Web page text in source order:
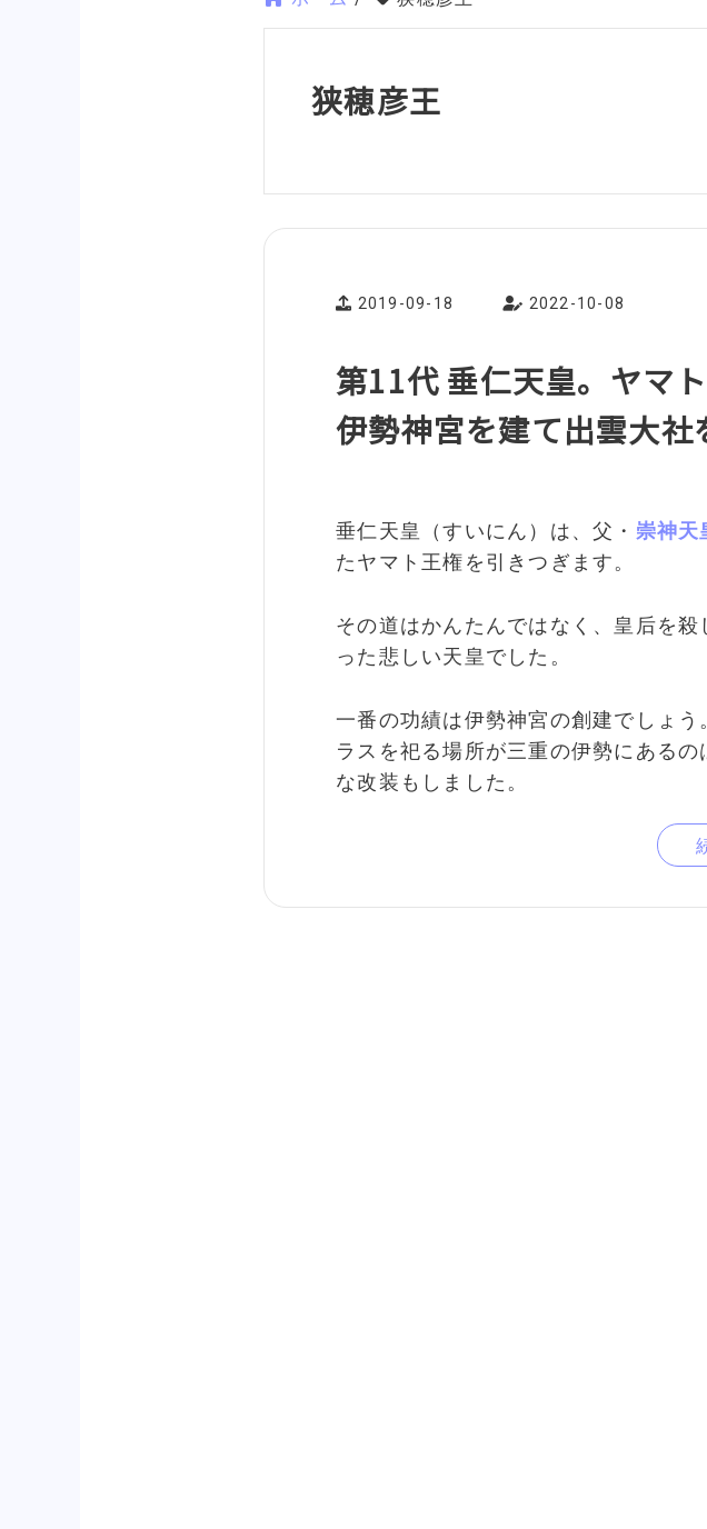
狭穂彦王
2019-09-18 2022-10-08
第11代 垂仁天皇。ヤマ
伊勢神宮を建て出雲大社
垂仁天皇（すいにん）は、父・ 崇神天
たヤマト王権を引きつぎます。
その道はかんたんではなく、皇后を殺
った悲しい天皇でした。
一番の功績は伊勢神宮の創建でしょう
ラスを祀る場所が三重の伊勢にある
な改装もしました。